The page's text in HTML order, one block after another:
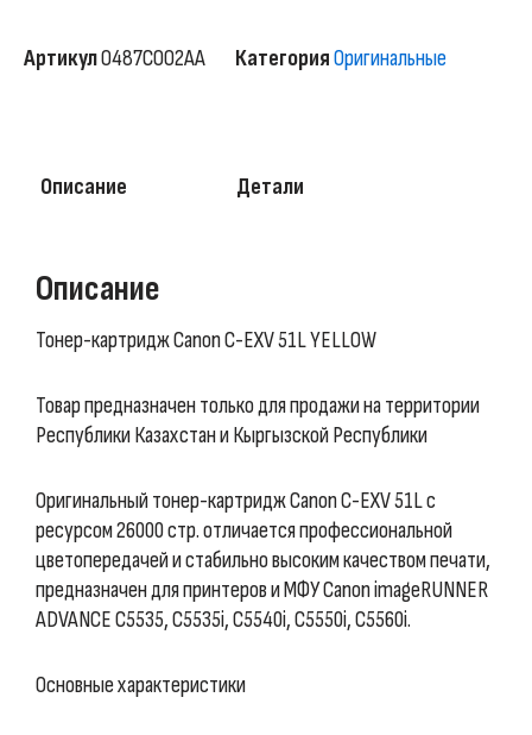
Артикул0487C002AA КатегорияОригинальные
Описание Детали
Описание
Тонер-картридж Canon C-EXV 51L YELLOW
Товар предназначен только для продажи на территории
Республики Казахстан и Кыргызской Республики
Оригинальный тонер-картридж Canon C-EXV 51L с
ресурсом 26000 стр. отличается профессиональной
цветопередачей и стабильно высоким качеством печати,
предназначен для принтеров и МФУ Canon imageRUNNER
ADVANCE C5535, C5535i, C5540i, C5550i, C5560i.
Основные характеристики